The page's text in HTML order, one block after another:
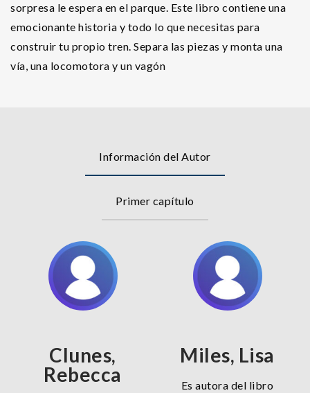
sorpresa le espera en el parque. Este libro contiene una
emocionante historia y todo lo que necesitas para
construir tu propio tren. Separa las piezas y monta una
vía, una locomotora y un vagón
Información del Autor
Primer capítulo
Clunes,
Rebecca
Miles, Lisa
Es autora del libro